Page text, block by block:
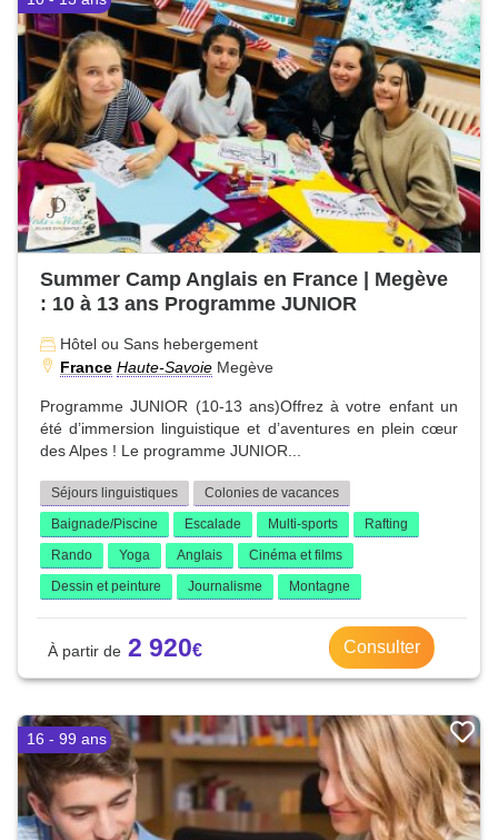
Summer Camp Anglais en France | Megève
: 10 à 13 ans Programme JUNIOR
Hôtel ou Sans hebergement
France Haute-Savoie Megève
Programme JUNIOR (10-13 ans)Offrez à votre enfant un
été d’immersion linguistique et d’aventures en plein cœur
des Alpes ! Le programme JUNIOR...
Séjours linguistiques
Colonies de vacances
Baignade/Piscine
Escalade Multi-sports
Rafting
Rando
Yoga Anglais
Cinéma et films
Dessin et peinture
Journalisme Montagne
2 920 Consulter
16 - 99 ans